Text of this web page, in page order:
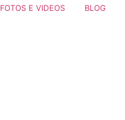
FOTOS E VIDEOS BLOG